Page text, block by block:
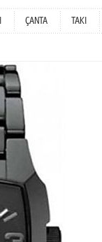
ÇANTA TAKI